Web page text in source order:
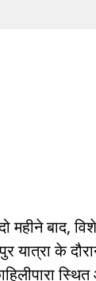
महीने बाद,
यात्रा के